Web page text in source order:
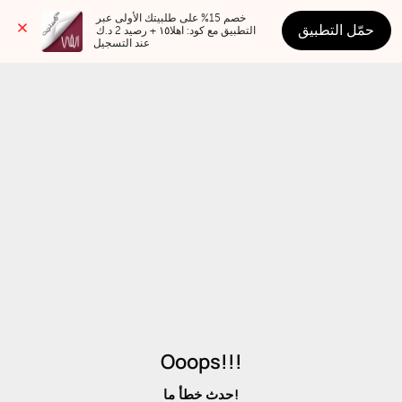
عند التسجيل
حمّل التطبيق
Ooops!!!
حدث خطأ ما!